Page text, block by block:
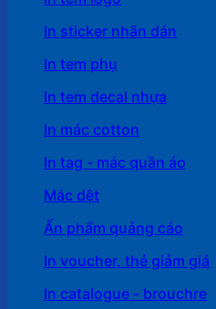
In sticker nhãn dán
In tem phụ
In tem decal nhựa
In mác cotton
In tag - mác quần áo
Mác dệt
Ấn phẩm quảng cáo
In voucher, thẻ giảm giá
In catalogue - brouchre